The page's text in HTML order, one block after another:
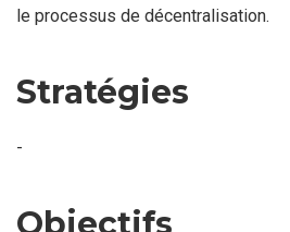
le processus de décentralisation.
Stratégies
-
Objectifs